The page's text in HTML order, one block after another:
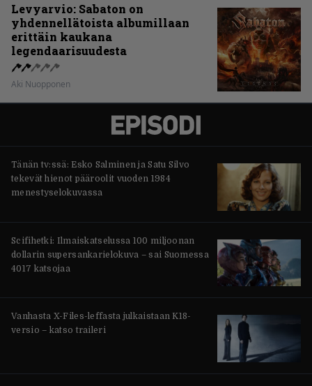
Levyarvio: Sabaton on
yhdennellätoista albumillaan
erittäin kaukana
legendaarisuudesta
Aki Nuopponen
Tänän tv:ssä: Esko Salminen ja Satu Silvo
tekevät hienot pääroolit vuoden 1984
menestyselokuvassa
Scifihetki: Ilmaiskatselussa 100 miljoonan
dollarin supersankarielokuva – sai Suomessa
4017 katsojaa
Vanhasta X-Files-leffasta julkaistaan K18-
versio – katso traileri